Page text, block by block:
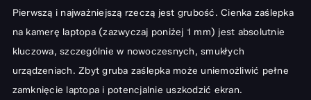
Pierwszą i najważniejszą rzeczą jest grubość. Cienka zaślepka
na kamerę laptopa (zazwyczaj poniżej 1 mm) jest absolutnie
kluczowa, szczególnie w nowoczesnych, smukłych
urządzeniach. Zbyt gruba zaślepka może uniemożliwić pełne
zamknięcie laptopa i potencjalnie uszkodzić ekran.